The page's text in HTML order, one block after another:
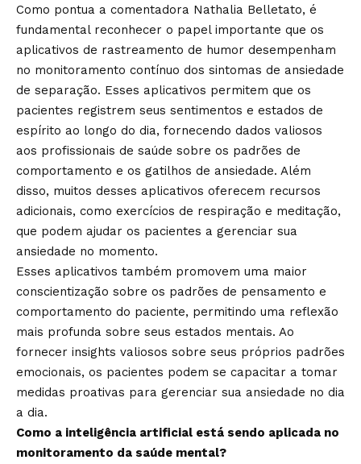
Como pontua a comentadora Nathalia Belletato, é
fundamental reconhecer o papel importante que os
aplicativos de rastreamento de humor desempenham
no monitoramento contínuo dos sintomas de ansiedade
de separação. Esses aplicativos permitem que os
pacientes registrem seus sentimentos e estados de
espírito ao longo do dia, fornecendo dados valiosos
aos profissionais de saúde sobre os padrões de
comportamento e os gatilhos de ansiedade. Além
disso, muitos desses aplicativos oferecem recursos
adicionais, como exercícios de respiração e meditação,
que podem ajudar os pacientes a gerenciar sua
ansiedade no momento.
Esses aplicativos também promovem uma maior
conscientização sobre os padrões de pensamento e
comportamento do paciente, permitindo uma reflexão
mais profunda sobre seus estados mentais. Ao
fornecer insights valiosos sobre seus próprios padrões
emocionais, os pacientes podem se capacitar a tomar
medidas proativas para gerenciar sua ansiedade no dia
a dia.
Como a inteligência artificial está sendo aplicada no
monitoramento da saúde mental?